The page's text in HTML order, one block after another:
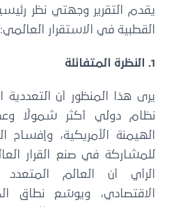
يقدم التقرير وجهتي نظر
القطبية في الاستقرار العالمي:
1. النظرة المتفائلة
يرى هذا المنظور أن التعددية
نظام دولي أكثر شمولًا
الهيمنة الأمريكية،
للمشاركة في صنع القرار
الرأي أن العالم المتعدد
الاقتصادي، ويوسّع نطاق